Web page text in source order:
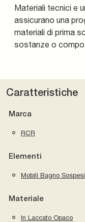
Materiali tecnici e
assicurano una
materiali di prima
sostanze o
Caratteristiche
Marca
RCR
Elementi
Mobili Bagno Sospesi
Materiale
In Laccato Opaco